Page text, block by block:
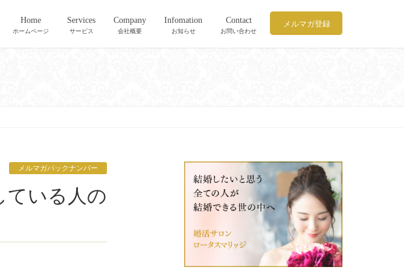
Home
ホームページ
Services
サービス
Company
会社概要
Infomation
お知らせ
Contact
お問い合わせ
メルマガ登録
メルマガバックナンバー